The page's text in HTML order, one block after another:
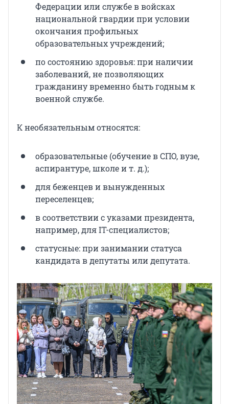
Федерации или службе в войсках
национальной гвардии при условии
окончания профильных
образовательных учреждений;
по состоянию здоровья: при наличии
заболеваний, не позволяющих
гражданину временно быть годным к
военной службе.
К необязательным относятся:
образовательные (обучение в СПО, вузе,
аспирантуре, школе и т. д.);
для беженцев и вынужденных
переселенцев;
в соответствии с указами президента,
например, для IT-специалистов;
статусные: при занимании статуса
кандидата в депутаты или депутата.